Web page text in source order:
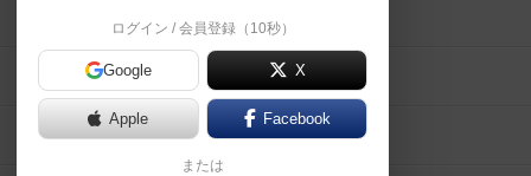
ログイン / 会員登録（10秒）
Google X
Apple Facebook
または
掲示板・トピックス
ボドとも・会員一覧
ボードゲーム業界コラム